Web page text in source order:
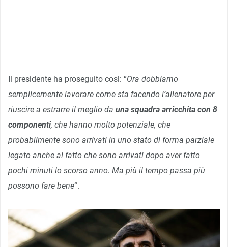
Il presidente ha proseguito così: “Ora dobbiamo
semplicemente lavorare come sta facendo l’allenatore per
riuscire a estrarre il meglio da una squadra arricchita con 8
componenti, che hanno molto potenziale, che
probabilmente sono arrivati in uno stato di forma parziale
legato anche al fatto che sono arrivati dopo aver fatto
pochi minuti lo scorso anno. Ma più il tempo passa più
possono fare bene“.